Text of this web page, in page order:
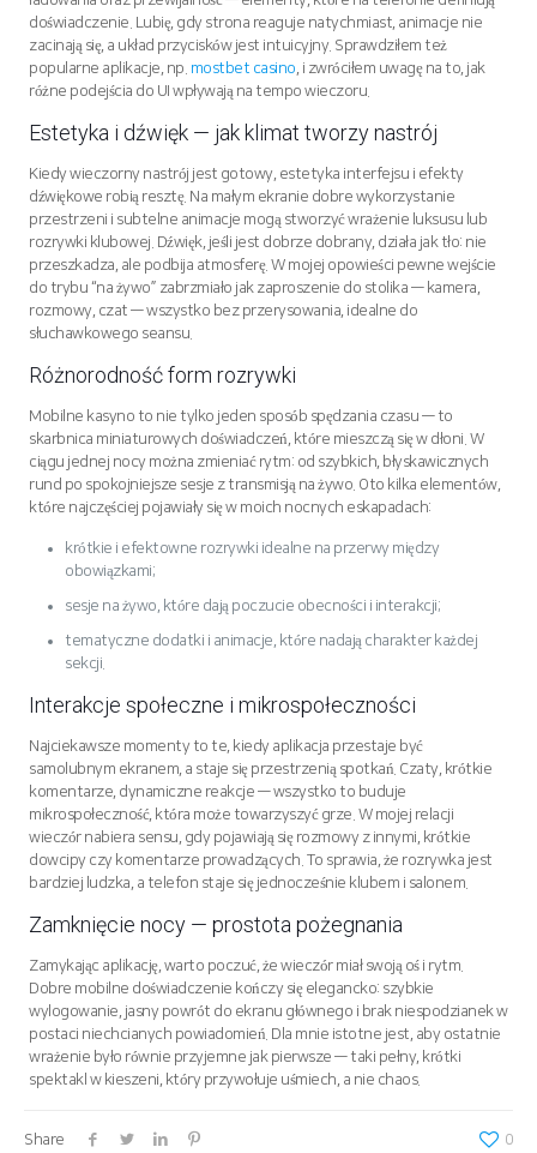
doświadczenie. Lubię, gdy strona reaguje natychmiast, animacje nie
zacinają się, a układ przycisków jest intuicyjny. Sprawdziłem też
popularne aplikacje, np. mostbet casino, i zwróciłem uwagę na to, jak
różne podejścia do UI wpływają na tempo wieczoru.
Estetyka i dźwięk — jak klimat tworzy nastrój
Kiedy wieczorny nastrój jest gotowy, estetyka interfejsu i efekty
dźwiękowe robią resztę. Na małym ekranie dobre wykorzystanie
przestrzeni i subtelne animacje mogą stworzyć wrażenie luksusu lub
rozrywki klubowej. Dźwięk, jeśli jest dobrze dobrany, działa jak tło: nie
przeszkadza, ale podbija atmosferę. W mojej opowieści pewne wejście
do trybu “na żywo” zabrzmiało jak zaproszenie do stolika — kamera,
rozmowy, czat — wszystko bez przerysowania, idealne do
słuchawkowego seansu.
Różnorodność form rozrywki
Mobilne kasyno to nie tylko jeden sposób spędzania czasu — to
skarbnica miniaturowych doświadczeń, które mieszczą się w dłoni. W
ciągu jednej nocy można zmieniać rytm: od szybkich, błyskawicznych
rund po spokojniejsze sesje z transmisją na żywo. Oto kilka elementów,
które najczęściej pojawiały się w moich nocnych eskapadach:
krótkie i efektowne rozrywki idealne na przerwy między
obowiązkami;
sesje na żywo, które dają poczucie obecności i interakcji;
tematyczne dodatki i animacje, które nadają charakter każdej
sekcji.
Interakcje społeczne i mikrospołeczności
Najciekawsze momenty to te, kiedy aplikacja przestaje być
samolubnym ekranem, a staje się przestrzenią spotkań. Czaty, krótkie
komentarze, dynamiczne reakcje — wszystko to buduje
mikrospołeczność, która może towarzyszyć grze. W mojej relacji
wieczór nabiera sensu, gdy pojawiają się rozmowy z innymi, krótkie
dowcipy czy komentarze prowadzących. To sprawia, że rozrywka jest
bardziej ludzka, a telefon staje się jednocześnie klubem i salonem.
Zamknięcie nocy — prostota pożegnania
Zamykając aplikację, warto poczuć, że wieczór miał swoją oś i rytm.
Dobre mobilne doświadczenie kończy się elegancko: szybkie
wylogowanie, jasny powrót do ekranu głównego i brak niespodzianek w
postaci niechcianych powiadomień. Dla mnie istotne jest, aby ostatnie
wrażenie było równie przyjemne jak pierwsze — taki pełny, krótki
spektakl w kieszeni, który przywołuje uśmiech, a nie chaos.
Share 0